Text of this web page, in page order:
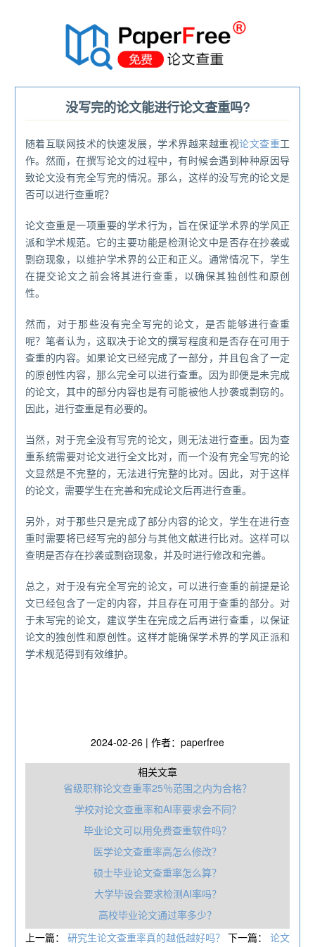
没写完的论文能进行论文查重吗?
随着互联网技术的快速发展，学术界越来越重视论文查重工
作。然而，在撰写论文的过程中，有时候会遇到种种原因导
致论文没有完全写完的情况。那么，这样的没写完的论文是
否可以进行查重呢？
论文查重是一项重要的学术行为，旨在保证学术界的学风正
派和学术规范。它的主要功能是检测论文中是否存在抄袭或
剽窃现象，以维护学术界的公正和正义。通常情况下，学生
在提交论文之前会将其进行查重，以确保其独创性和原创
性。
然而，对于那些没有完全写完的论文，是否能够进行查重
呢？笔者认为，这取决于论文的撰写程度和是否存在可用于
查重的内容。如果论文已经完成了一部分，并且包含了一定
的原创性内容，那么完全可以进行查重。因为即便是未完成
的论文，其中的部分内容也是有可能被他人抄袭或剽窃的。
因此，进行查重是有必要的。
当然，对于完全没有写完的论文，则无法进行查重。因为查
重系统需要对论文进行全文比对，而一个没有完全写完的论
文显然是不完整的，无法进行完整的比对。因此，对于这样
的论文，需要学生在完善和完成论文后再进行查重。
另外，对于那些只是完成了部分内容的论文，学生在进行查
重时需要将已经写完的部分与其他文献进行比对。这样可以
查明是否存在抄袭或剽窃现象，并及时进行修改和完善。
总之，对于没有完全写完的论文，可以进行查重的前提是论
文已经包含了一定的内容，并且存在可用于查重的部分。对
于未写完的论文，建议学生在完成之后再进行查重，以保证
论文的独创性和原创性。这样才能确保学术界的学风正派和
学术规范得到有效维护。
2024-02-26 | 作者：paperfree
相关文章
省级职称论文查重率25％范围之内为合格？
学校对论文查重率和AI率要求会不同？
毕业论文可以用免费查重软件吗？
医学论文查重率高怎么修改？
硕士毕业论文查重率怎么算？
大学毕设会要求检测AI率吗？
高校毕业论文通过率多少？
上一篇： 研究生论文查重率真的越低越好吗？ 下一篇： 论文